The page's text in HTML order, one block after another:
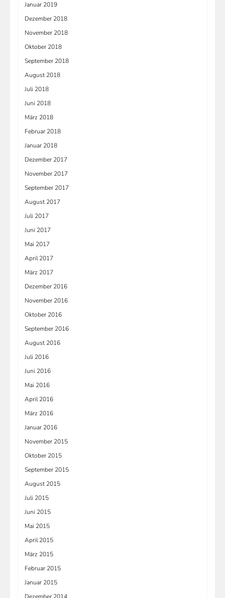
Januar 2019
Dezember 2018
November 2018
Oktober 2018
September 2018
August 2018
Juli 2018
Juni 2018
März 2018
Februar 2018
Januar 2018
Dezember 2017
November 2017
September 2017
August 2017
Juli 2017
Juni 2017
Mai 2017
April 2017
März 2017
Dezember 2016
November 2016
Oktober 2016
September 2016
August 2016
Juli 2016
Juni 2016
Mai 2016
April 2016
März 2016
Januar 2016
November 2015
Oktober 2015
September 2015
August 2015
Juli 2015
Juni 2015
Mai 2015
April 2015
März 2015
Februar 2015
Januar 2015